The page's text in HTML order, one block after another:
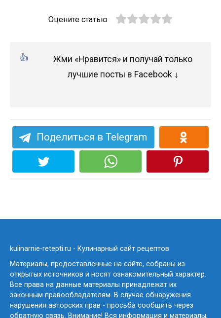
Оцените статью
Жми «Нравится» и получай только
лучшие посты в Facebook ↓
Поделиться в Telegram
kulinarnie-retepti.ru - Кулинарный сайт рецептов
Материалы, предоставленные на сайте, собраны из
открытых источников и носят ознакомительный характер.
Все права на данные материалы принадлежат их
законным правообладателям. В случае обнаружения
нарушения авторских прав - просьба сообщить через
обратную связь. Внимание! Вся информация и материалы,